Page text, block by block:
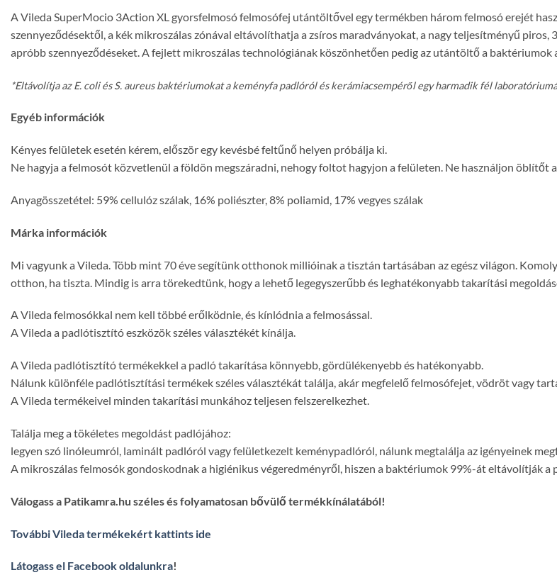
A Vileda SuperMocio 3Action XL gyorsfelmosó felmosófej utántöltővel egy termékben három felmosó erejét
szennyeződésektől, a kék mikroszálas zónával eltávolíthatja a zsíros maradványokat, a nagy teljesítményű
apróbb szennyeződéseket. A fejlett mikroszálas technológiának köszönhetően pedig az utántöltő a baktériumok
*Eltávolítja az E. coli és S. aureus baktériumokat a keményfa padlóról és kerámiacsempéről egy harmadik fél
Egyéb információk
Kényes felületek esetén kérem, először egy kevésbé feltűnő helyen próbálja ki.
Ne hagyja a felmosót közvetlenül a földön megszáradni, nehogy foltot hagyjon a felületen. Ne használjon öblítőt
Anyagösszetétel: 59% cellulóz szálak, 16% poliészter, 8% poliamid, 17% vegyes szálak
Márka információk
Mi vagyunk a Vileda. Több mint 70 éve segítünk otthonok millióinak a tisztán tartásában az egész világon.
otthon, ha tiszta. Mindig is arra törekedtünk, hogy a lehető legegyszerűbb és leghatékonyabb takarítási
A Vileda felmosókkal nem kell többé erőlködnie, és kínlódnia a felmosással.
A Vileda a padlótisztító eszközök széles választékét kínálja.
A Vileda padlótisztító termékekkel a padló takarítása könnyebb, gördülékenyebb és hatékonyabb.
Nálunk különféle padlótisztítási termékek széles választékát találja, akár megfelelő felmosófejet, vödröt vagy
A Vileda termékeivel minden takarítási munkához teljesen felszerelkezhet.
Találja meg a tökéletes megoldást padlójához:
legyen szó linóleumról, laminált padlóról vagy felületkezelt keménypadlóról, nálunk megtalálja az igényeinek
A mikroszálas felmosók gondoskodnak a higiénikus végeredményről, hiszen a baktériumok 99%-át eltávolítják a
Válogass a Patikamra.hu széles és folyamatosan bővülő termékkínálatából!
További Vileda termékekért kattints ide
Látogass el Facebook oldalunkra!